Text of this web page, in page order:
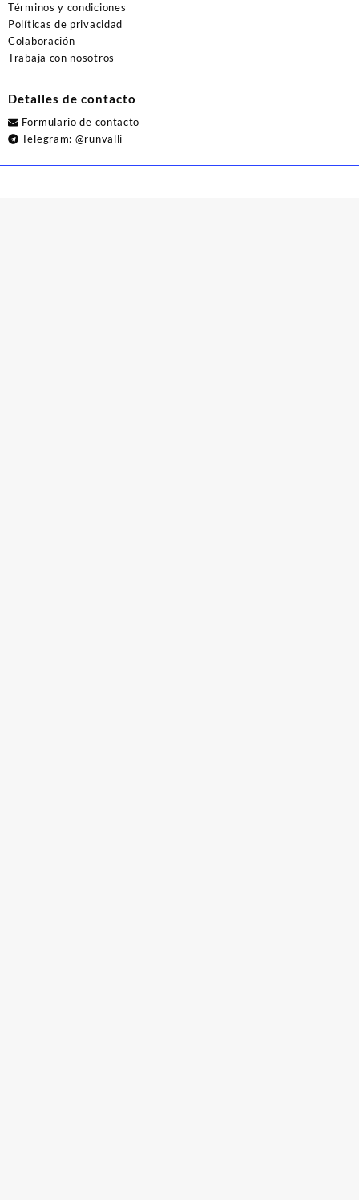
Términos y condiciones
Políticas de privacidad
Colaboración
Trabaja con nosotros
Detalles de contacto
Formulario de contacto
Telegram: @runvalli